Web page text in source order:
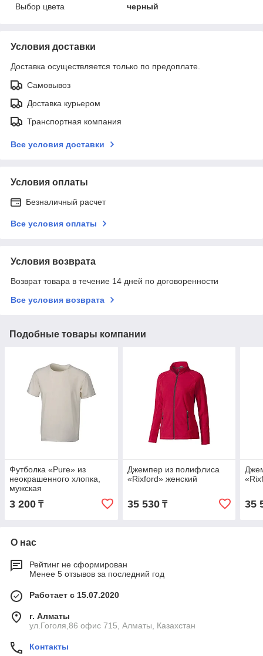
Выбор цвета
черный
Условия доставки
Доставка осуществляется только по предоплате.
Самовывоз
Доставка курьером
Транспортная компания
Все условия доставки
Условия оплаты
Безналичный расчет
Все условия оплаты
Условия возврата
Возврат товара в течение 14 дней по договоренности
Все условия возврата
Подобные товары компании
Футболка «Pure» из
неокрашенного хлопка,
мужская
3 200 ₸
Джемпер из полифлиса
«Rixford» женский
35 530₸ 35
О нас
Рейтинг не сформирован
Менее 5 отзывов за последний год
Работает с 15.07.2020
г. Алматы
ул.Гоголя,86 офис 715, Алматы, Казахстан
Контакты